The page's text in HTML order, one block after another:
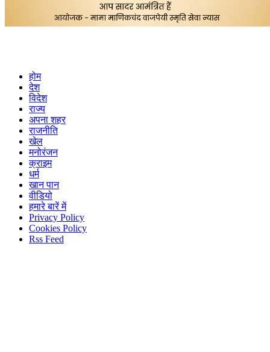
होम
देश
विदेश
राज्य
अपना शहर
राजनीति
खेल
मनोरंजन
क्राइम
धर्म
खान पान
वीडियो
हमारे बारें में
Privacy Policy
Cookies Policy
Rss Feed